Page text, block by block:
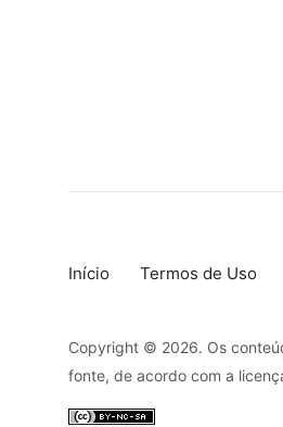
Início Termos de Uso
Copyright © 2026. Os
fonte, de acordo com a